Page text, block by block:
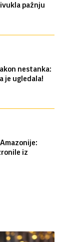
pažnju
nestanka:
je ugledala!
iz